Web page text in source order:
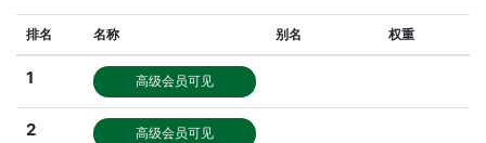
排名 名称 别名 权重
1 高级会员可见
2 高级会员可见